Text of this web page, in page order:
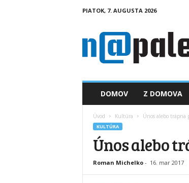
PIATOK, 7. AUGUSTA 2026
a
DOMOV Z DOMOVA
Úvod Kultúra Únos alebo trápna
KULTÚRA
Únos alebo
Roman Michelko- 16. mar 2017